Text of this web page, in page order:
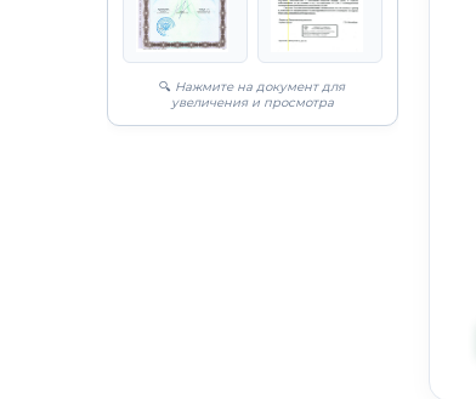
🔍 Нажмите на документ для
увеличения и просмотра